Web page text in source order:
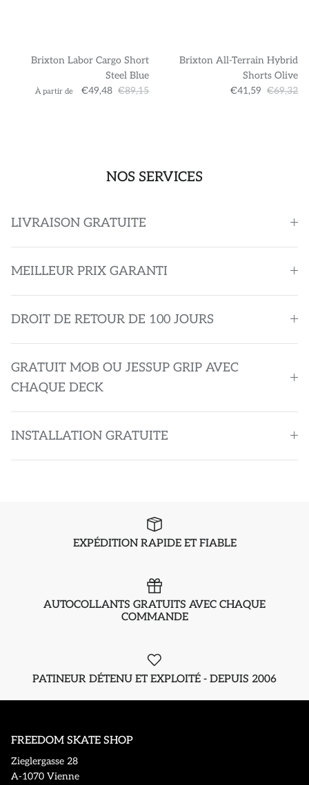
Brixton Labor Cargo Short
Steel Blue
À partir de €49,48 €89,15
Brixton All-Terrain Hybrid
Shorts Olive
€41,59 €69,32
NOS SERVICES
LIVRAISON GRATUITE
MEILLEUR PRIX GARANTI
DROIT DE RETOUR DE 100 JOURS
GRATUIT MOB OU JESSUP GRIP AVEC
CHAQUE DECK
INSTALLATION GRATUITE
EXPÉDITION RAPIDE ET FIABLE
AUTOCOLLANTS GRATUITS AVEC CHAQUE
COMMANDE
PATINEUR DÉTENU ET EXPLOITÉ - DEPUIS 2006
FREEDOM SKATE SHOP
Zieglergasse 28
A-1070 Vienne